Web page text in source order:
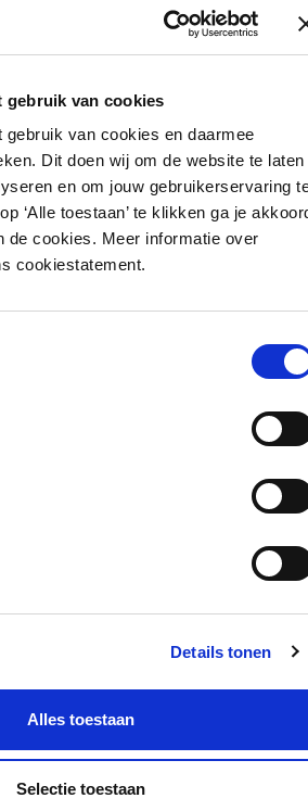
gebruik van cookies
gebruik van cookies en daarmee
Dit doen wij om de website te laten
en om jouw gebruikerservaring
‘Alle toestaan’ te klikken ga je
de cookies. Meer informatie over
cookiestatement.
Details tonen
Alles toestaan
Selectie toestaan